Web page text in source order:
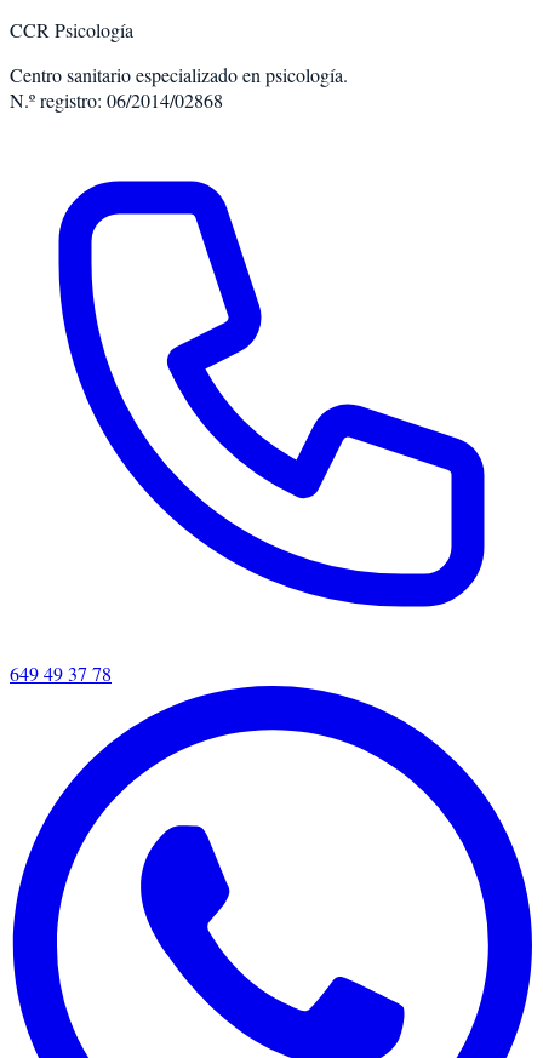
CCR Psicología
Centro sanitario especializado en psicología.
N.º registro: 06/2014/02868
649 49 37 78